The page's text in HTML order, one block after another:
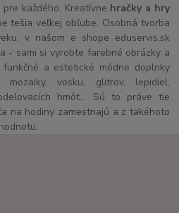
každého. Kreatívne hračky a hry
tešia veľkej obľube. Osobná tvorba
v našom e shope eduservis.sk
- sami si vyrobte farebné obrázky a
a estetické módne doplnky
mozaiky, vosku, glitrov, lepidiel,
hmôt... Sú to práve tie
na hodiny zamestnajú a z takéhoto